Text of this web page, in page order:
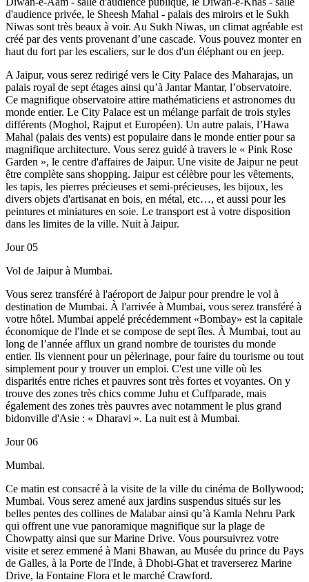
d'audience privée, le Sheesh Mahal - palais des miroirs et le Sukh
Niwas sont très beaux à voir. Au Sukh Niwas, un climat agréable est
créé par des vents provenant d’une cascade. Vous pouvez monter en
haut du fort par les escaliers, sur le dos d'un éléphant ou en jeep.
A Jaipur, vous serez redirigé vers le City Palace des Maharajas, un
palais royal de sept étages ainsi qu’à Jantar Mantar, l’observatoire.
Ce magnifique observatoire attire mathématiciens et astronomes du
monde entier. Le City Palace est un mélange parfait de trois styles
différents (Moghol, Rajput et Européen). Un autre palais, l’Hawa
Mahal (palais des vents) est populaire dans le monde entier pour sa
magnifique architecture. Vous serez guidé à travers le « Pink Rose
Garden », le centre d'affaires de Jaipur. Une visite de Jaipur ne peut
être complète sans shopping. Jaipur est célèbre pour les vêtements,
les tapis, les pierres précieuses et semi-précieuses, les bijoux, les
divers objets d'artisanat en bois, en métal, etc…, et aussi pour les
peintures et miniatures en soie. Le transport est à votre disposition
dans les limites de la ville. Nuit à Jaipur.
Jour 05
Vol de Jaipur à Mumbai.
Vous serez transféré à l'aéroport de Jaipur pour prendre le vol à
destination de Mumbai. À l'arrivée à Mumbai, vous serez transféré à
votre hôtel. Mumbai appelé précédemment «Bombay» est la capitale
économique de l'Inde et se compose de sept îles. À Mumbai, tout au
long de l’année afflux un grand nombre de touristes du monde
entier. Ils viennent pour un pèlerinage, pour faire du tourisme ou tout
simplement pour y trouver un emploi. C'est une ville où les
disparités entre riches et pauvres sont très fortes et voyantes. On y
trouve des zones très chics comme Juhu et Cuffparade, mais
également des zones très pauvres avec notamment le plus grand
bidonville d'Asie : « Dharavi ». La nuit est à Mumbai.
Jour 06
Mumbai.
Ce matin est consacré à la visite de la ville du cinéma de Bollywood;
Mumbai. Vous serez amené aux jardins suspendus situés sur les
belles pentes des collines de Malabar ainsi qu’à Kamla Nehru Park
qui offrent une vue panoramique magnifique sur la plage de
Chowpatty ainsi que sur Marine Drive. Vous poursuivrez votre
visite et serez emmené à Mani Bhawan, au Musée du prince du Pays
de Galles, à la Porte de l'Inde, à Dhobi-Ghat et traverserez Marine
Drive, la Fontaine Flora et le marché Crawford.